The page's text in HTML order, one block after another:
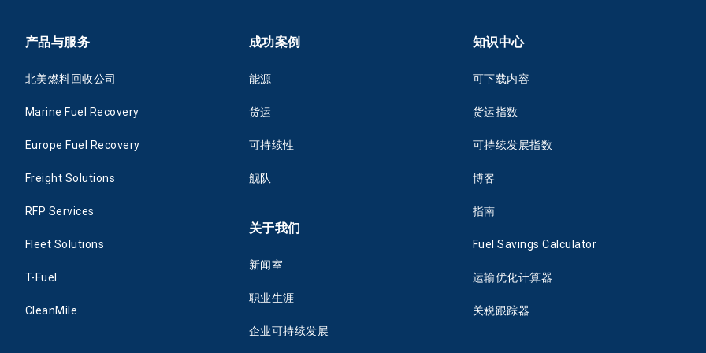
产品与服务
北美燃料回收公司
Marine Fuel Recovery
Europe Fuel Recovery
Freight Solutions
RFP Services
Fleet Solutions
T-Fuel
CleanMile
成功案例
能源
货运
可持续性
舰队
关于我们
新闻室
职业生涯
企业可持续发展
知识中心
可下载内容
货运指数
可持续发展指数
博客
指南
Fuel Savings Calculator
运输优化计算器
关税跟踪器